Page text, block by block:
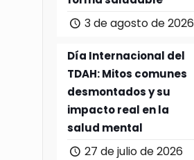
3 de agosto de 2026
Día Internacional del
TDAH: Mitos comunes
desmontados y su
impacto real en la
salud mental
27 de julio de 2026